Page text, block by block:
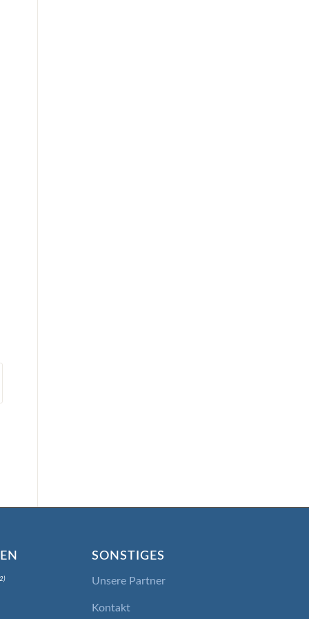
SONSTIGES
Unsere Partner
Kontakt